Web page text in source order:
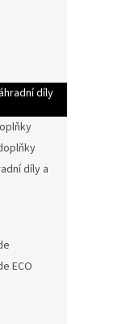
díly
díly a
ECO